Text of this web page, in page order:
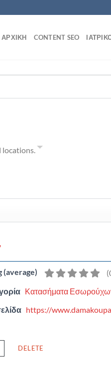
ΑΡΧΙΚΗ CONTENT SEO
locations.
(average) (
Κατασήματα
https://
DELETE